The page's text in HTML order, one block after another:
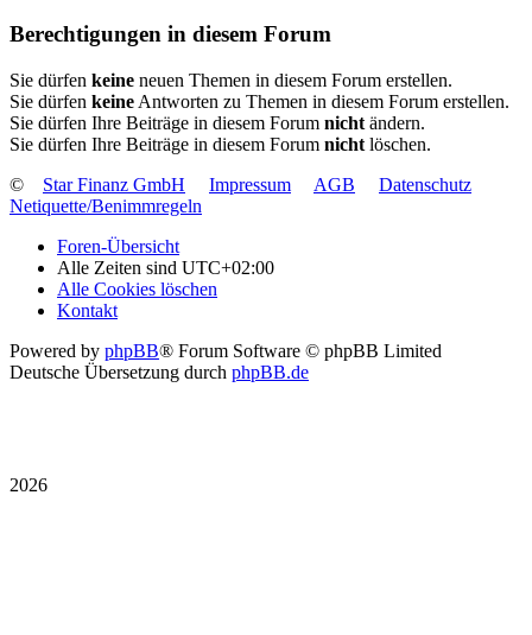
Berechtigungen in diesem Forum
Sie dürfen keine neuen Themen in diesem Forum erstellen.
Sie dürfen keine Antworten zu Themen in diesem Forum erstellen.
Sie dürfen Ihre Beiträge in diesem Forum nicht ändern.
Sie dürfen Ihre Beiträge in diesem Forum nicht löschen.
©
Star Finanz GmbH Impressum AGB
Datenschutz
Netiquette/Benimmregeln
Foren-Übersicht
Alle Zeiten sind UTC+02:00
Alle Cookies löschen
Kontakt
Powered by phpBB® Forum Software © phpBB Limited
Deutsche Übersetzung durch phpBB.de
2026